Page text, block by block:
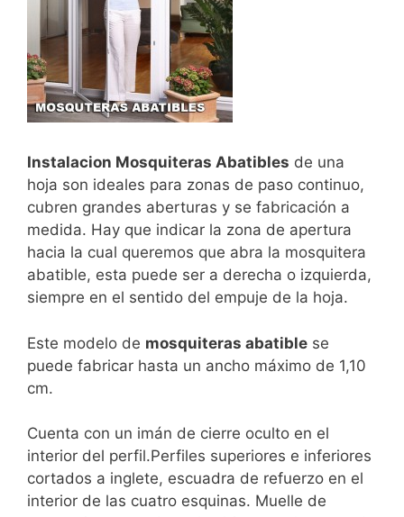
Instalacion Mosquiteras Abatibles de una
hoja son ideales para zonas de paso continuo,
cubren grandes aberturas y se fabricación a
medida. Hay que indicar la zona de apertura
hacia la cual queremos que abra la mosquitera
abatible, esta puede ser a derecha o izquierda,
siempre en el sentido del empuje de la hoja.
Este modelo de mosquiteras abatible se
puede fabricar hasta un ancho máximo de 1,10
cm.
Cuenta con un imán de cierre oculto en el
interior del perfil.Perfiles superiores e inferiores
cortados a inglete, escuadra de refuerzo en el
interior de las cuatro esquinas. Muelle de